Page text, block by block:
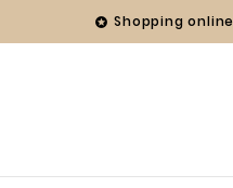
 Shopping online